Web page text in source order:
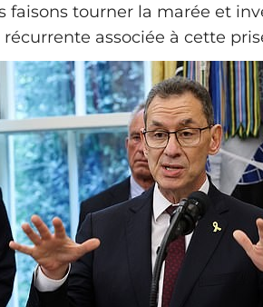
faisons tourner la marée et
récurrente associée à cette